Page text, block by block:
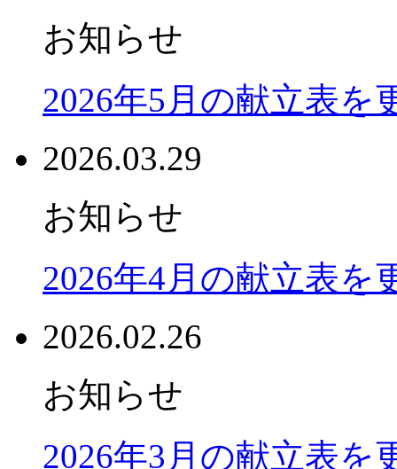
お知らせ
2026年5月の献立表を
2026.03.29
お知らせ
2026年4月の献立表を
2026.02.26
お知らせ
2026年3月の献立表を